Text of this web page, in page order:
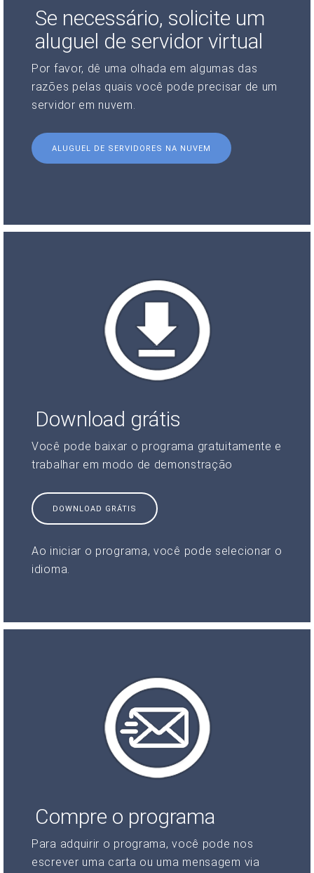
Se necessário, solicite um
aluguel de servidor virtual
Por favor, dê uma olhada em algumas das
razões pelas quais você pode precisar de um
servidor em nuvem.
ALUGUEL DE SERVIDORES NA NUVEM
Download grátis
Você pode baixar o programa gratuitamente e
trabalhar em modo de demonstração
DOWNLOAD GRÁTIS
Ao iniciar o programa, você pode selecionar o
idioma.
Compre o programa
Para adquirir o programa, você pode nos
escrever uma carta ou uma mensagem via